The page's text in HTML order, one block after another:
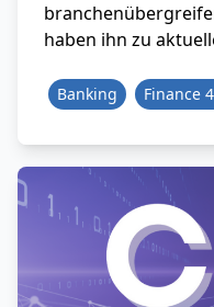
haben ihn zu
Banking Finance